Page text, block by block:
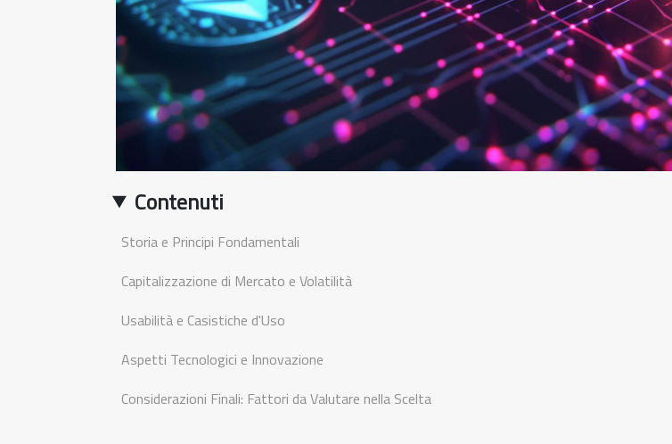
Contenuti
Storia e Principi Fondamentali
Capitalizzazione di Mercato e Volatilità
Usabilità e Casistiche d'Uso
Aspetti Tecnologici e Innovazione
Considerazioni Finali: Fattori da Valutare nella Scelta